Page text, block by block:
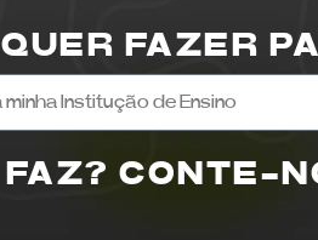
FAZER
FAZ? CONTE-